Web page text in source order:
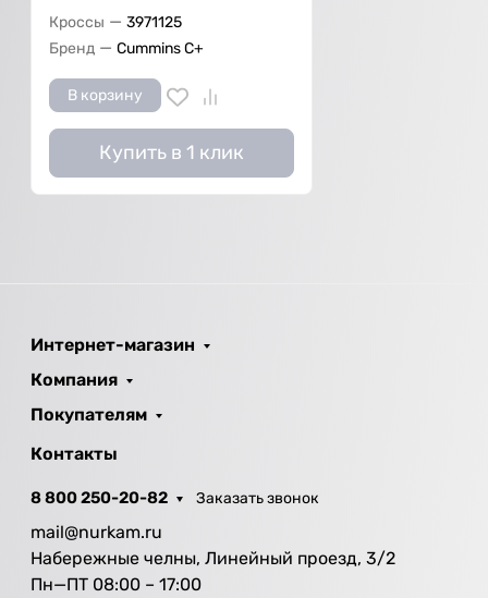
Кроссы — 3971125
Бренд — Cummins C+
В корзину
Купить в 1 клик
Интернет-магазин
Компания
Покупателям
Контакты
8 800 250-20-82 Заказать звонок
mail@nurkam.ru
Набережные челны, Линейный проезд, 3/2
Пн—ПТ 08:00 – 17:00